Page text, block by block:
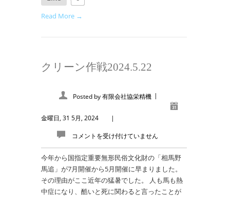
Read More →
クリーン作戦2024.5.22
Posted by有限会社協栄精機 |
金曜日, 31 5月, 2024 |
コメントを受け付けていません
今年から国指定重要無形民俗文化財の「相馬野
馬追」が7月開催から5月開催に早まりました。
その理由がここ近年の猛暑でした。 人も馬も熱
中症になり、酷いと死に関わると言ったことが